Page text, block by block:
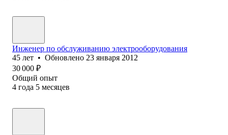
Инженер по обслуживанию электрооборудования
45 лет • Обновлено 23 января 2012
30 000 ₽
Общий опыт
4 года 5 месяцев